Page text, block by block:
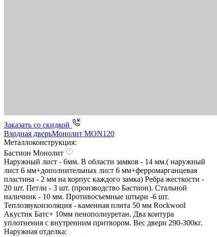
Заказать со скидкой
Входная дверьМонолит MON120
Металлоконструкция:
Бастион Монолит
Наружный лист - 6мм. В области замков - 14 мм.( наружный
лист 6 мм+дополнительных лист 6 мм+ферромарганцевая
пластина - 2 мм на корпус каждого замка) Ребра жесткости -
20 шт. Петли - 3 шт. (производство Бастион). Стальной
наличник - 10 мм. Противосъемные штыри -6 шт.
Теплозвукоизоляция - каменная плита 50 мм Rockwool
Акустик Батс+ 10мм пенополиуретан. Два контура
уплотнения с внутренним притвором. Вес двери 290-300кг.
Наружная отделка: